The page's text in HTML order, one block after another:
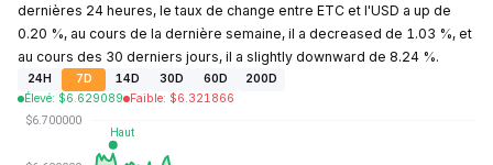
dernières 24 heures, le taux de change entre ETC et l'USD a up de
0.20 %, au cours de la dernière semaine, il a decreased de 1.03 %, et
au cours des 30 derniers jours, il a slightly downward de 8.24 %.
24H 7D 14D 30D 60D
200D
Élevé: $6.629089 Faible: $6.321866